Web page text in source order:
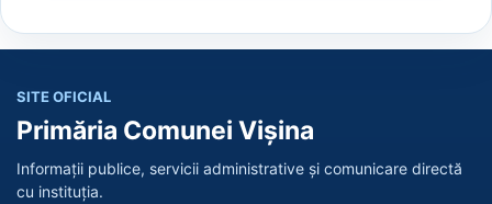
SITE OFICIAL
Primăria Comunei Vișina
Informații publice, servicii administrative și comunicare directă
cu instituția.